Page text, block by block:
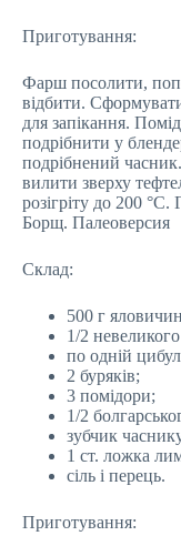
Приготування:
Фарш посолити,
відбити.
для запікання.
подрібнити у
подрібнений
вилити зверху
розігріту до 200
Борщ. Палеоверсия
Склад:
500 г
1/2
по одній
2 буряків;
3 помідори;
1/2
зубчик
1 ст. ложка
сіль і перець.
Приготування: